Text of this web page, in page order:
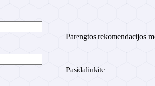
Parengtos rekomendacijos
Pasidalinkite